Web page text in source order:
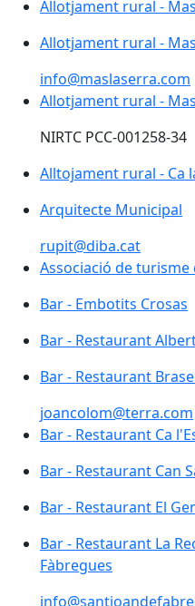
Allotjament rural -
Allotjament rural -
info@maslaserra.com
Allotjament rural -
Allotjament rural -
NIRTC PCC-001258-34
Alltojament rural - Ca
Arquitecte Municipal
rupit@diba.cat
Associació de turisme
Associació de
Bar - Embotits Crosas
Bar - Embotits Crosas
Bar - Restaurant Albert
Bar - Restaurant
Bar - Restaurant
joancolom@terra.com
Bar - Restaurant Ca
Bar - Restaurant Ca
Bar - Restaurant Can
Bar - Restaurant El
Bar - Restaurant La
Bar - Restaurant La
Fàbregues